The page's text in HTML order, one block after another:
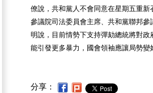
僚說，共和黨人不會同意在星期五重新
參議院司法委員會主席、共和黨聯邦
明說，目前情勢下支持彈劾總統將對
能引發更多暴力，國會領袖應讓局勢變
分享：